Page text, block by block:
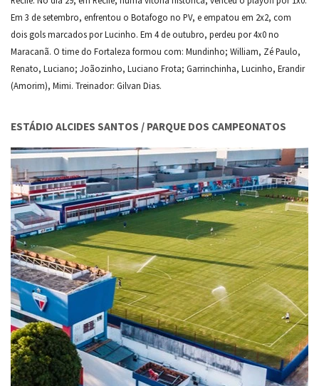
Em 3 de setembro, enfrentou o Botafogo no PV, e empatou em 2x2, com
dois gols marcados por Lucinho. Em 4 de outubro, perdeu por 4x0 no
Maracanã. O time do Fortaleza formou com: Mundinho; William, Zé Paulo,
Renato, Luciano; Joãozinho, Luciano Frota; Garrinchinha, Lucinho, Erandir
(Amorim), Mimi. Treinador: Gilvan Dias.
ESTÁDIO ALCIDES SANTOS / PARQUE DOS CAMPEONATOS